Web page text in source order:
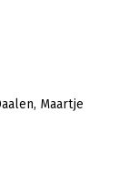
Maartje